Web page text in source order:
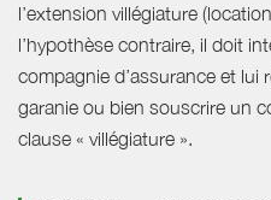
l’extension villégiature
l’hypothèse contraire, il doit
compagnie d’assurance et lui
garanie ou bien souscrire un
clause « villégiature ».